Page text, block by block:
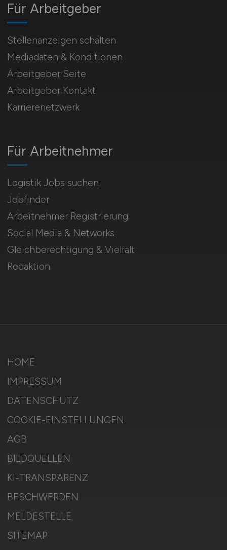
Für Arbeitnehmer
Logistik Jobs suchen
Jobfinder
Arbeitnehmer Registrierung
Social Media & Networks
Gleichberechtigung & Vielfalt
Redaktion
Für Arbeitgeber
Stellenanzeigen schalten
Mediadaten & Konditionen
Arbeitgeber Seite
Arbeitgeber Kontakt
Karrierenetzwerk
HOME
IMPRESSUM
DATENSCHUTZ
COOKIE-EINSTELLUNGEN
AGB
BILDQUELLEN
KI-TRANSPARENZ
BESCHWERDEN
MELDESTELLE
SITEMAP